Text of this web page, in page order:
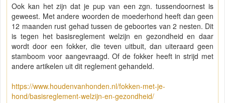
Ook kan het zijn dat je pup van een zgn. tussendoornest is
geweest. Met andere woorden de moederhond heeft dan geen
12 maanden rust gehad tussen de geboortes van 2 nesten. Dit
is tegen het basisreglement welzijn en gezondheid en daar
wordt door een fokker, die teven uitbuit, dan uiteraard geen
stamboom voor aangevraagd. Of de fokker heeft in strijd met
andere artikelen uit dit reglement gehandeld.
https://www.houdenvanhonden.nl/fokken-met-je-
hond/basisreglement-welzijn-en-gezondheid/